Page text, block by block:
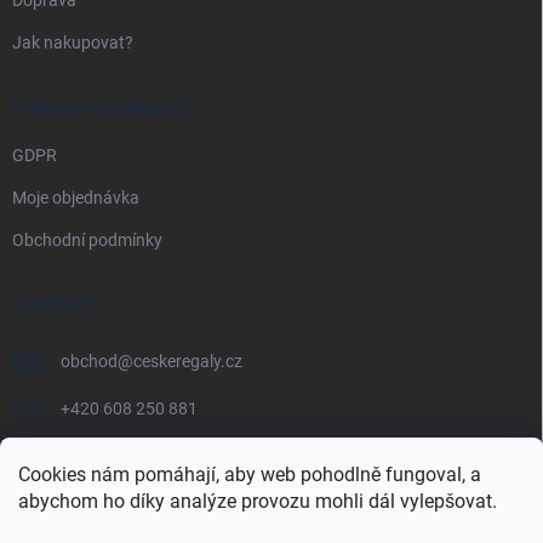
Cookies nám pomáhají, aby web pohodlně fungoval, a
abychom ho díky analýze provozu mohli dál vylepšovat.
Jak nakupovat?
PRÁVNÍ INFORMACE
GDPR
Moje objednávka
Obchodní podmínky
KONTAKT
obchod@ceskeregaly.cz
+420 608 250 881